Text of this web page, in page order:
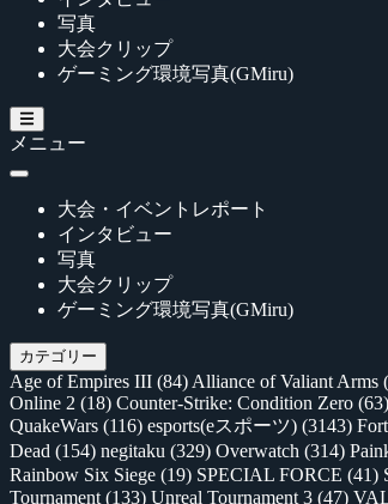
写真
大会クリップ
ゲーミング環境写真(GMiru)
メニュー
大会・イベントレポート
インタビュー
写真
大会クリップ
ゲーミング環境写真(GMiru)
カテゴリー
Age of Empires III (84) Alliance of Valiant Arms
Online 2 (18) Counter-Strike: Condition Zero (63)
QuakeWars (116) esports(eスポーツ) (3143)
Dead (154) negitaku (329) Overwatch (314)
Rainbow Six Siege (19) SPECIAL FORCE (41)
Tournament (133) Unreal Tournament 3 (47)